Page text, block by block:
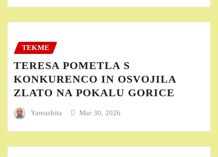
TEKME
TERESA POMETLA S
KONKURENCO IN OSVOJILA
ZLATO NA POKALU GORICE
Yamashita Mar 30, 2026